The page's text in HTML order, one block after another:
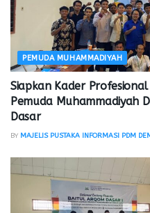
PEMUDA MUHAMMADIYAH
Siapkan Kader
Pemuda Muhammadiyah
Dasar
BY MAJELIS PUSTAKA INFORMASI PDM